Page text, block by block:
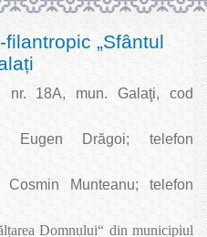
„Sfântul
nr. 18A, mun. Galaţi, cod
Eugen Drăgoi; telefon
Munteanu; telefon
Domnului“ din municipiul